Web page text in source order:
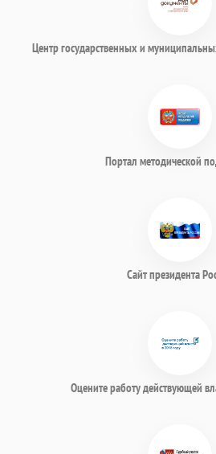
Центр государственных и
Портал методической
Сайт президента
Оцените работу действующей